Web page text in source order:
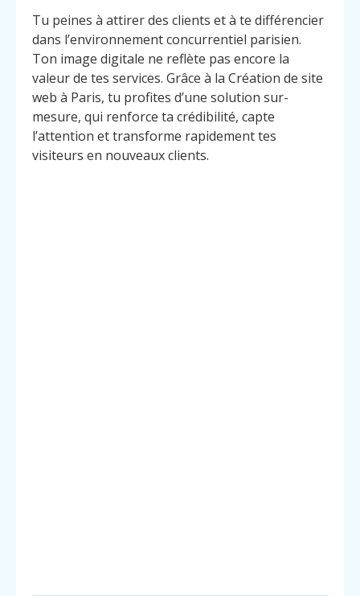
Tu peines à attirer des clients et à te différencier
dans l’environnement concurrentiel parisien.
Ton image digitale ne reflète pas encore la
valeur de tes services. Grâce à la Création de site
web à Paris, tu profites d’une solution sur-
mesure, qui renforce ta crédibilité, capte
l’attention et transforme rapidement tes
visiteurs en nouveaux clients.